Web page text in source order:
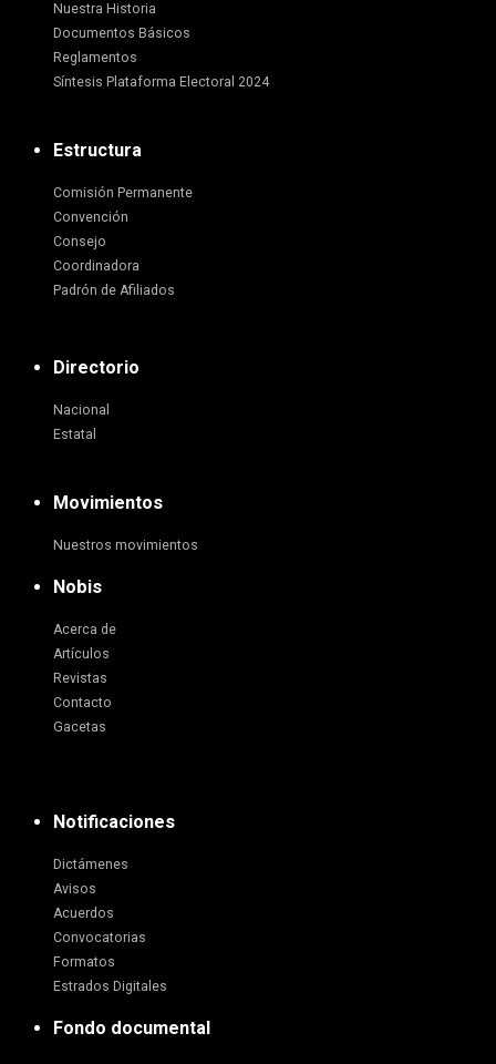
Nuestra Historia
Documentos Básicos
Reglamentos
Síntesis Plataforma Electoral 2024
Estructura
Comisión Permanente
Convención
Consejo
Coordinadora
Padrón de Afiliados
Directorio
Nacional
Estatal
Movimientos
Nuestros movimientos
Nobis
Acerca de
Artículos
Revistas
Contacto
Gacetas
Notificaciones
Dictámenes
Avisos
Acuerdos
Convocatorias
Formatos
Estrados Digitales
Fondo documental